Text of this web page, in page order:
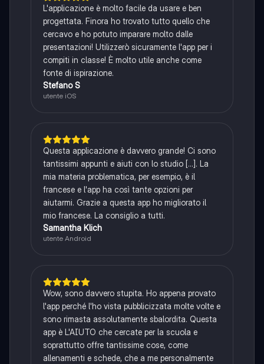
L'applicazione è molto facile da usare e ben
progettata. Finora ho trovato tutto quello che
cercavo e ho potuto imparare molto dalle
presentazioni! Utilizzerò sicuramente l'app per i
compiti in classe! È molto utile anche come
fonte di ispirazione.
Stefano S
utente iOS
Questa applicazione è davvero grande! Ci sono
tantissimi appunti e aiuti con lo studio [...]. La
mia materia problematica, per esempio, è il
francese e l'app ha così tante opzioni per
aiutarmi. Grazie a questa app ho migliorato il
mio francese. La consiglio a tutti.
Samantha Klich
utente Android
Wow, sono davvero stupita. Ho appena provato
l'app perché l'ho vista pubblicizzata molte volte e
sono rimasta assolutamente sbalordita. Questa
app è L'AIUTO che cercate per la scuola e
soprattutto offre tantissime cose, come
allenamenti e schede, che a me personalmente